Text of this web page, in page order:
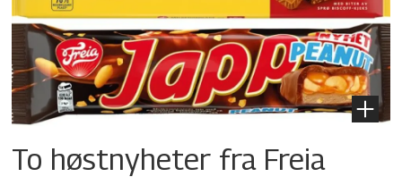
To høstnyheter fra Freia